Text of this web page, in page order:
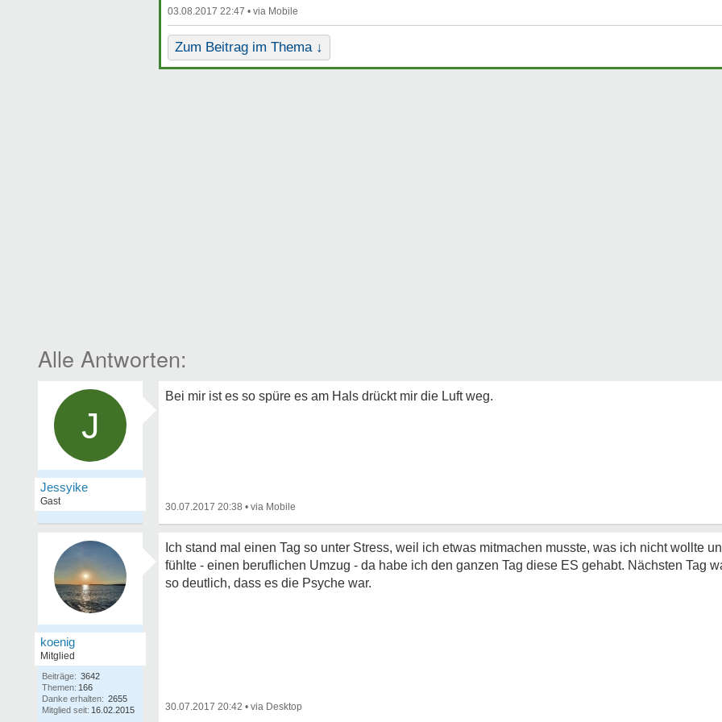
03.08.2017 22:47 •
Zum Beitrag im Thema ↓
J
Jessyike
Gast
Bei mir ist es so spüre es am Hals drückt mir die Luft weg.
30.07.2017 20:38 •
koenig
Mitglied
Beiträge: 3642
Themen: 166
Danke erhalten: 2655
Mitglied seit: 16.02.2015
Ich stand mal einen Tag so unter Stress, weil ich etwas mitmachen musste, was ich nicht wollte
fühlte - einen beruflichen Umzug - da habe ich den ganzen Tag diese ES gehabt. Nächsten Tag
so deutlich, dass es die Psyche war.
30.07.2017 20:42 •